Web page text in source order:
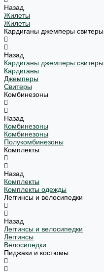
Назад
Жилеты
Жилеты
Кардиганы джемперы свитеры
Назад
Кардиганы джемперы свитеры
Кардиганы
Джемперы
Свитеры
Комбинезоны
Назад
Комбинезоны
Комбинезоны
Полукомбинезоны
Комплекты
Назад
Комплекты
Комплекты одежды
Леггинсы и велосипедки
Назад
Леггинсы и велосипедки
Леггинсы
Велосипедки
Пиджаки и костюмы